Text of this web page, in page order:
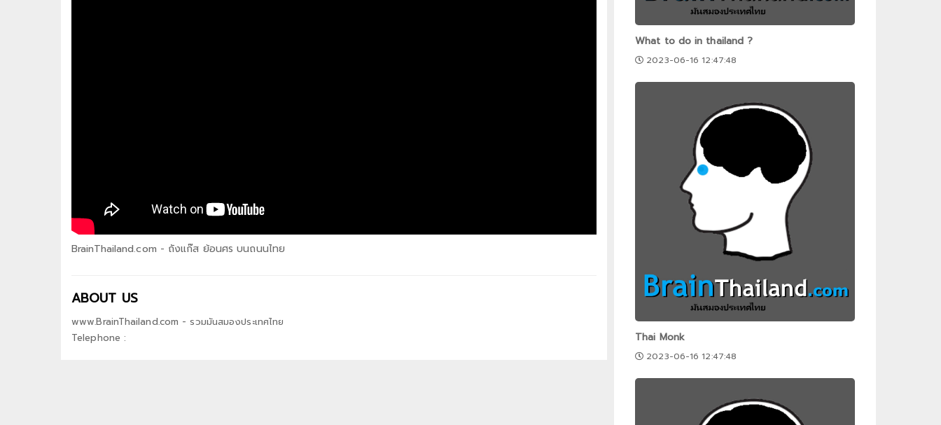
BrainThailand.com - ถังแก๊ส ย้อนศร บนถนนไทย
ABOUT US
www.BrainThailand.com - รวมมันสมองประเทศไทย
Telephone :
What to do in thailand ?
2023-06-16 12:47:48
Thai Monk
2023-06-16 12:47:48